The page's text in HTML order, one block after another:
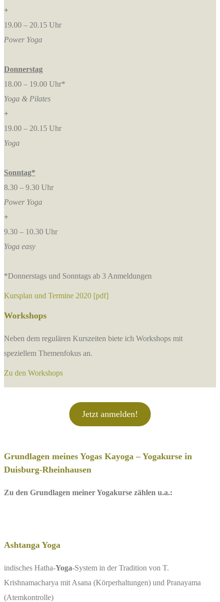
+
19.00 – 20.15 Uhr
Power Yoga
Donnerstag
18.00 – 19.00 Uhr*
Yoga & Pilates
+
19.00 – 20.15 Uhr
Yoga
Sonntag*
8.30 – 9.30 Uhr
Power Yoga
+
9.30 – 10.30 Uhr
Yoga easy
*Donnerstags und Sonntags ab 3 Anmeldungen
Kursplan und Termine 2020 [pdf]
Workshops
Neben dem regulären Kurszeiten biete ich Workshops mit
speziellem Themenfokus an.
Zu den Workshops
Jetzt anmelden!
Grundlagen meines Yogas Kayoga – Yogakurse in
Duisburg-Rheinhausen
Zu den Grundlagen meiner Yogakurse zählen u.a.:
Ashtanga Yoga
indisches Hatha-Yoga-System in der Tradition von T.
Krishnamacharya mit Asana (Körperhaltungen) und Pranayama
(Atemkontrolle)